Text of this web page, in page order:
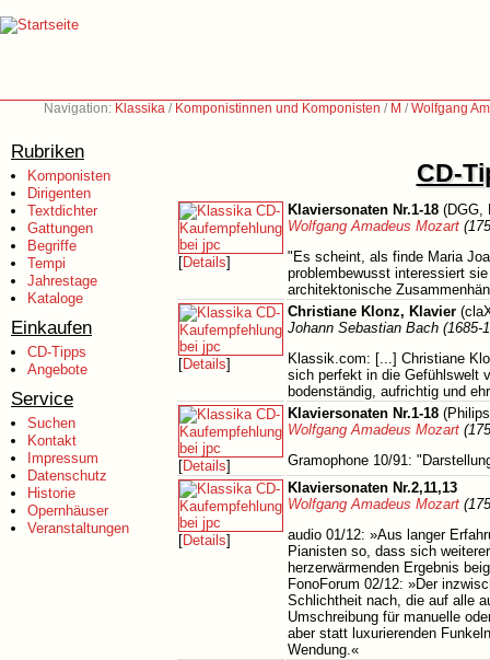
Navigation: Klassika / Komponistinnen und Komponisten / M /Wolfgang
Rubriken
Komponisten
Dirigenten
Textdichter
Gattungen
Begriffe
Tempi
Jahrestage
Kataloge
Einkaufen
CD-Tipps
Angebote
Service
Suchen
Kontakt
Impressum
Datenschutz
Historie
Opernhäuser
Veranstaltungen
CD-
[Details]
Klaviersonaten Nr.1-18 (DGG,
Wolfgang Amadeus Mozart
"Es scheint, als finde Maria
problembewusst interessiert
architektonische
[Details]
Christiane Klonz, Klavier
Johann Sebastian Bach (1685-
Klassik.com: [...] Christiane
sich perfekt in die Gefühlswelt
bodenständig, aufrichtig und
[Details]
Klaviersonaten Nr.1-18
Wolfgang Amadeus Mozart
Gramophone 10/91:
[Details]
Klaviersonaten Nr.2,11,13
Wolfgang Amadeus Mozart
audio 01/12: »Aus langer
Pianisten so, dass sich
herzerwärmenden Ergebnis
FonoForum 02/12: »Der
Schlichtheit nach, die auf alle
Umschreibung für manuelle
aber statt luxurierenden
Wendung.«